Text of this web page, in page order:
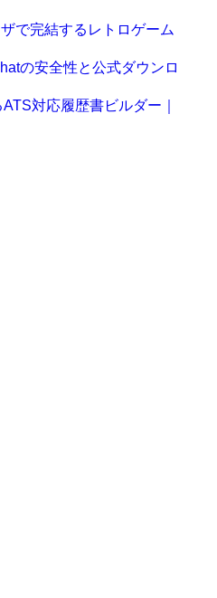
で完結するレトロゲーム
の安全性と公式ダウンロ
対応履歴書ビルダー｜